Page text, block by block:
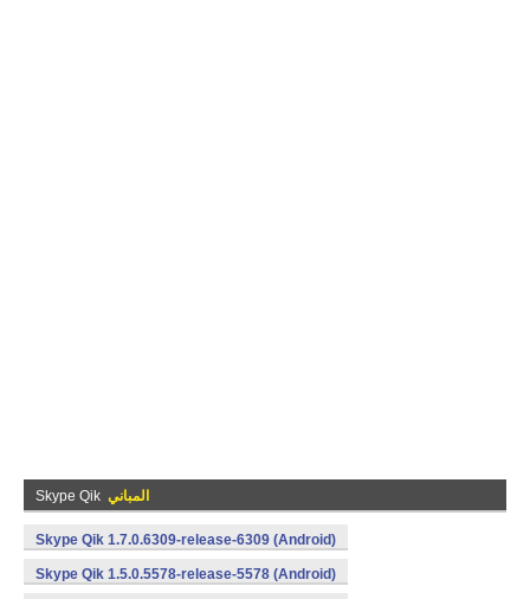
Skype Qik المباني
Skype Qik 1.7.0.6309-release-6309 (Android)
Skype Qik 1.5.0.5578-release-5578 (Android)